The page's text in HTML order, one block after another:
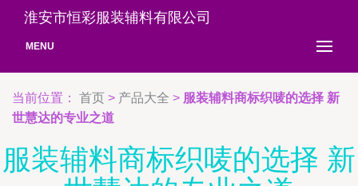
淮安市恒彩服装辅料有限公司
MENU
当前位置： 首页 > 产品大全 > 服装辅料商标织唛的选择 新
世慧达的专业之道
服装辅料商标织唛的选择 新